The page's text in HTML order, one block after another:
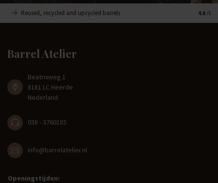
Reused, recycled and upcycled barrels 4.6 /5
Barrel Atelier
Beatrixweg 1
8181 LC Heerde
Nederland
038 - 3760185
info@barrelatelier.nl
Openingstijden: